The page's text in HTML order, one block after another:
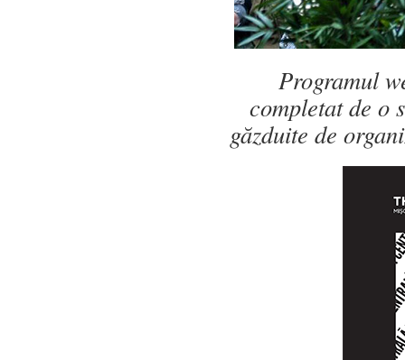
Programul
completat de o
găzduite de